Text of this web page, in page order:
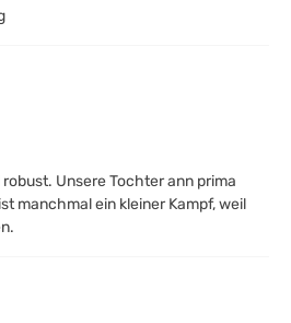
Unsere Tochter ann prima
manchmal ein kleiner Kampf, weil